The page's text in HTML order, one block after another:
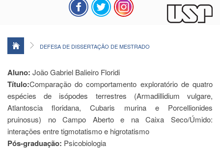
Administração
Relatório
Gestão
FFCLRP
-
60
anos
DEFESA DE DISSERTAÇÃO DE MESTRADO
Aluno: João Gabriel Balieiro Floridi
Título:Comparação do comportamento exploratório de quatro
espécies de isópodes terrestres (Armadillidium vulgare,
Atlantoscia floridana, Cubaris murina e Porcellionides
pruinosus) no Campo Aberto e na Caixa Seco/Úmido:
interações entre tigmotatismo e higrotatismo
Pós-graduação: Psicobiologia